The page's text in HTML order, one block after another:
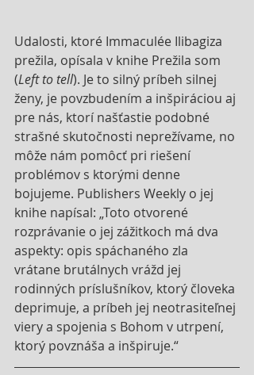
Udalosti, ktoré Immaculée Ilibagiza
prežila, opísala v knihe Prežila som
(Left to tell). Je to silný príbeh silnej
ženy, je povzbudením a inšpiráciou aj
pre nás, ktorí našťastie podobné
strašné skutočnosti neprežívame, no
môže nám pomôcť pri riešení
problémov s ktorými denne
bojujeme. Publishers Weekly o jej
knihe napísal: „Toto otvorené
rozprávanie o jej zážitkoch má dva
aspekty: opis spáchaného zla
vrátane brutálnych vrážd jej
rodinných príslušníkov, ktorý človeka
deprimuje, a príbeh jej neotrasiteľnej
viery a spojenia s Bohom v utrpení,
ktorý povznáša a inšpiruje.“